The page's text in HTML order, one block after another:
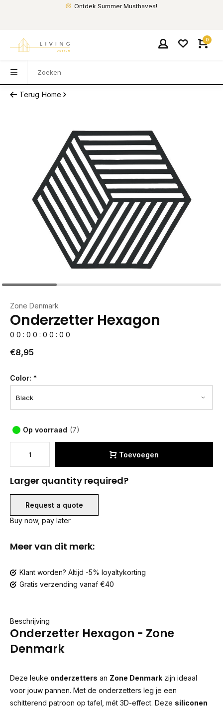
Ontdek Summer Musthaves!
0
Terug Home
Zone Denmark
Onderzetter Hexagon
0 0 : 0 0 : 0 0 : 0 0
€8,95
Color: *
Op voorraad (7)
Toevoegen
Larger quantity required?
Request a quote
Buy now, pay later
Meer van dit merk:
Klant worden? Altijd -5% loyaltykorting
Gratis verzending vanaf €40
Beschrijving
Onderzetter Hexagon - Zone
Denmark
Deze leuke onderzetters an Zone Denmark zijn ideaal
voor jouw pannen. Met de onderzetters leg je een
schitterend patroon op tafel, mét 3D-effect. Deze siliconen